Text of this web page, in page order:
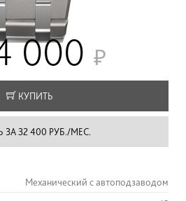
000
КУПИТЬ
ЗА 32 400 РУБ./МЕС.
Механический с автоподзаводом